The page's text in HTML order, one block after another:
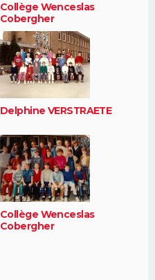
Collège Wenceslas
Cobergher
Delphine VERSTRAETE
Collège Wenceslas
Cobergher